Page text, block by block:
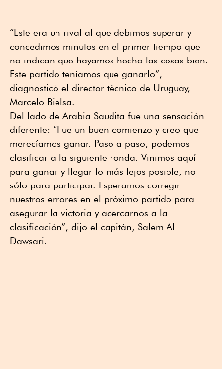
“Este era un rival al que debimos superar y
concedimos minutos en el primer tiempo que
no indican que hayamos hecho las cosas bien.
Este partido teníamos que ganarlo”,
diagnosticó el director técnico de Uruguay,
Marcelo Bielsa.
Del lado de Arabia Saudita fue una sensación
diferente: “Fue un buen comienzo y creo que
merecíamos ganar. Paso a paso, podemos
clasificar a la siguiente ronda. Vinimos aquí
para ganar y llegar lo más lejos posible, no
sólo para participar. Esperamos corregir
nuestros errores en el próximo partido para
asegurar la victoria y acercarnos a la
clasificación”, dijo el capitán, Salem Al-
Dawsari.